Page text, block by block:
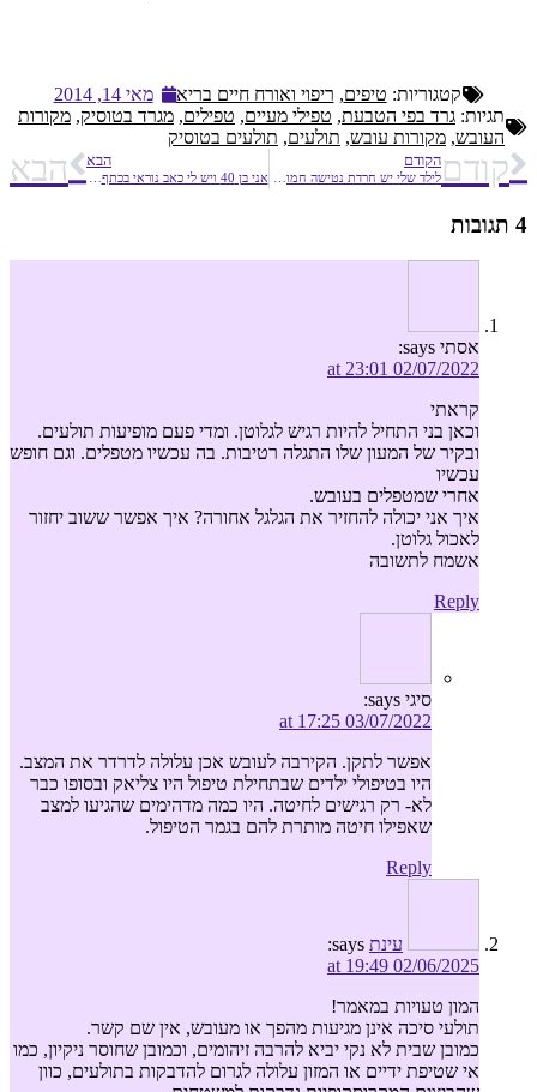
קטגוריות: טיפים, ריפוי ואורח חיים בריא
מאי 14, 2014
תגיות: גרד בפי הטבעת, טפילי מעיים, טפילים, מגרד בטוסיק, מקורות
העובש, מקורות עובש, תולעים, תולעים בטוסיק
קודםהקודם הבא הבא
4 תגובות
אסתי says:
02/07/2022 at 23:01
קראתי
וכאן בני התחיל להיות רגיש לגלוטן. ומדי פעם מופיעות תולעים.
ובקיר של המעון שלו התגלה רטיבות. בה עכשיו מטפלים. וגם חופש
עכשיו
אחרי שמטפלים בעובש.
איך אני יכולה להחזיר את הגלגל אחורה? איך אפשר ששוב יחזור
לאכול גלוטן.
אשמח לתשובה
Reply
סיגי says:
03/07/2022 at 17:25
אפשר לתקן. הקירבה לעובש אכן עלולה לדרדר את המצב.
היו בטיפולי ילדים שבתחילת טיפול היו צליאק ובסופו כבר
לא- רק רגישים לחיטה. היו כמה מדהימים שהגיעו למצב
שאפילו חיטה מותרת להם בגמר הטיפול.
Reply
עינת says:
02/06/2025 at 19:49
המון טעויות במאמר!
תולעי סיכה אינן מגיעות מהפך או מעובש, אין שם קשר.
כמובן שבית לא נקי יביא להרבה זיהומים, וכמובן שחוסר ניקיון, כמו
אי שטיפת ידיים או המזון עלולה לגרום להדבקות בתולעים, כוון